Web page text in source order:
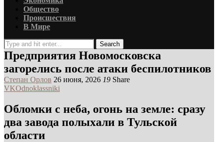
Общество
Происшествия
В Мире
Search
Предприятия Новомосковска
загорелись после атаки беспилотников
Степан Орлов 26 июня, 2026 19 Share
VKOdnoklassniki
Обломки с неба, огонь на земле: сразу
два завода полыхали в Тульской
области